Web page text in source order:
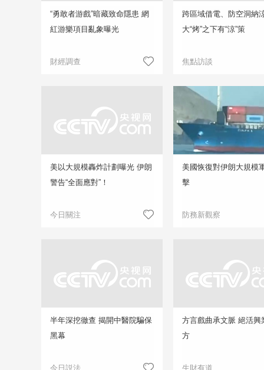
“勇敢者游戲”暗藏致命隱患 網
紅游樂項目亂象曝光
財經調查
跨區域借電、防空洞納
大“烤”之下有“涼”策
焦點訪談
美以大規模轟炸計劃曝光 伊朗
警告“全面應對”！
今日關注
美國恢復對伊朗大規模
擊
防務新觀察
半年深挖徹查 揭開中醫院騙保
黑幕
今日説法
方言戲曲承文脈 絕活興
方
生財有道